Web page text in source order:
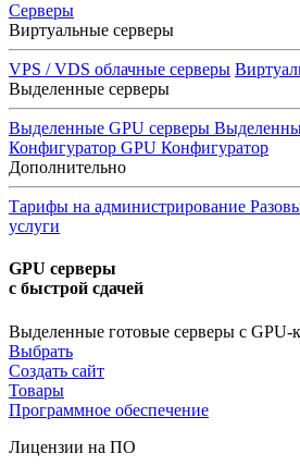
Серверы
Виртуальные серверы
VPS / VDS облачные серверы
Выделенные серверы
Выделенные GPU серверы
Конфигуратор GPU Конфигуратор
Дополнительно
Тарифы на администрирование
услуги
GPU серверы
с быстрой сдачей
Выделенные готовые серверы с GPU-
Выбрать
Создать сайт
Товары
Программное обеспечение
Лицензии на ПО